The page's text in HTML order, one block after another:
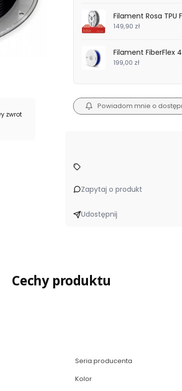
zwrot
Filament Rosa TPU
149,90 zł
Filament FiberFlex
199,00 zł
Powiadom mnie o
Zapytaj o produkt
Udostępnij
Cechy produktu
Seria producenta
Kolor